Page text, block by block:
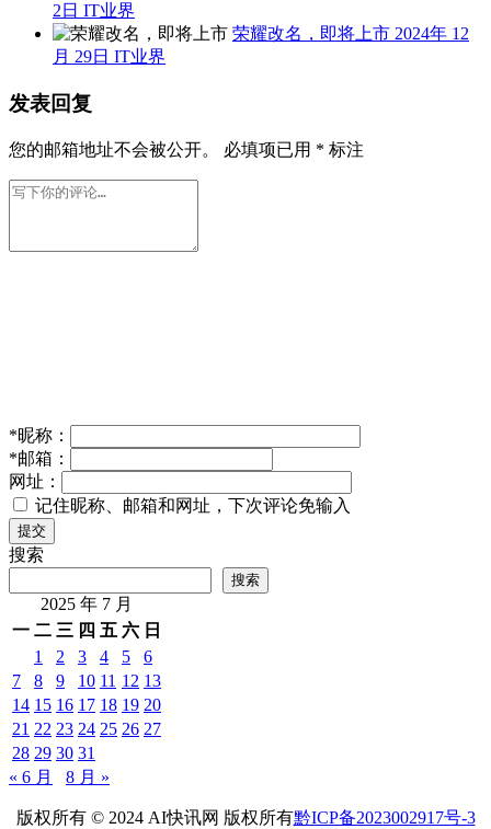
2日 IT业界
荣耀改名，即将上市 2024年 12
月 29日 IT业界
发表回复
您的邮箱地址不会被公开。 必填项已用 * 标注
*昵称：
*邮箱：
网址：
记住昵称、邮箱和网址，下次评论免输入
提交
搜索
搜索
2025 年 7 月
一 二 三 四 五 六 日
1
2 3 4 5
6
7
8 9 10 11 12 13
14 15 16 17 18 19 20
21 22 23 24 25 26 27
28 29 30 31
« 6 月
8 月 »
版权所有 © 2024 AI快讯网 版权所有黔ICP备2023002917号-3